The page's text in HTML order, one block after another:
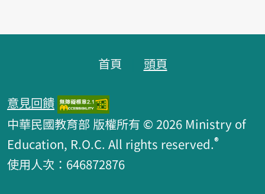
首頁 頭頁
意見回饋
中華民國教育部 版權所有 © 2026 Ministry of
Education, R.O.C. All rights reserved.®
使用人次：646872876